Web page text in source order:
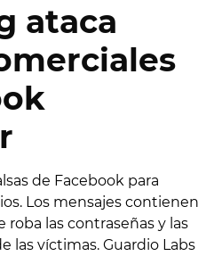
ataca
de Facebook para
Los mensajes contienen
las contraseñas y las
las víctimas. Guardio Labs